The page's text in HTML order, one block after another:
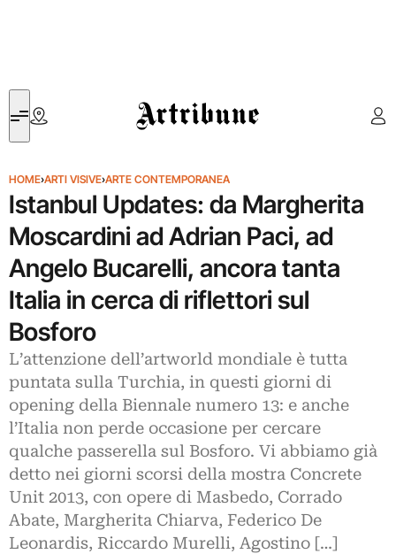
Artribune
HOME›ARTI VISIVE›ARTE CONTEMPORANEA
Istanbul Updates: da Margherita
Moscardini ad Adrian Paci, ad
Angelo Bucarelli, ancora tanta
Italia in cerca di riflettori sul
Bosforo
L’attenzione dell’artworld mondiale è tutta
puntata sulla Turchia, in questi giorni di
opening della Biennale numero 13: e anche
l’Italia non perde occasione per cercare
qualche passerella sul Bosforo. Vi abbiamo già
detto nei giorni scorsi della mostra Concrete
Unit 2013, con opere di Masbedo, Corrado
Abate, Margherita Chiarva, Federico De
Leonardis, Riccardo Murelli, Agostino […]